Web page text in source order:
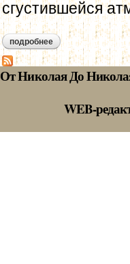
сгустившейся
подробнее о из доклада
От Николая До
WEB-